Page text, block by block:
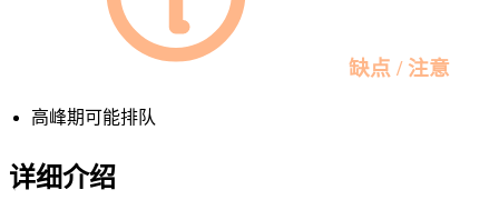
缺点 / 注意
高峰期可能排队
详细介绍